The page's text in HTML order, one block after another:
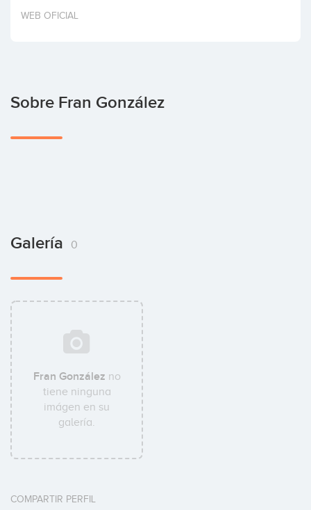
Invertir
WEB OFICIAL
Sobre Fran González
Galería 0
Fran González no
tiene ninguna
imágen en su
galería.
COMPARTIR PERFIL